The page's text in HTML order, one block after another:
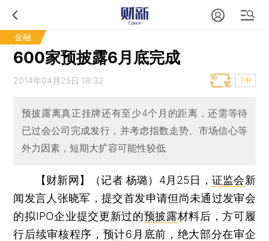
金融
600家预披露6月底完成
2014年04月25日 18:32 T中
预披露离真正挂牌还有至少4个月的距离，还需等待
已过会公司完成发行，并考虑指数走势、市场信心等
外力因素，短期大扩容可能性较低
【财新网】（记者 杨璐） 4月25日， 证监会新
闻发言人张晓军，提交首发申请但尚未通过发审会
的拟IPO企业提交更新过的预披露材料后，方可履
行后续审核程序，预计6月底前，绝大部分在审企